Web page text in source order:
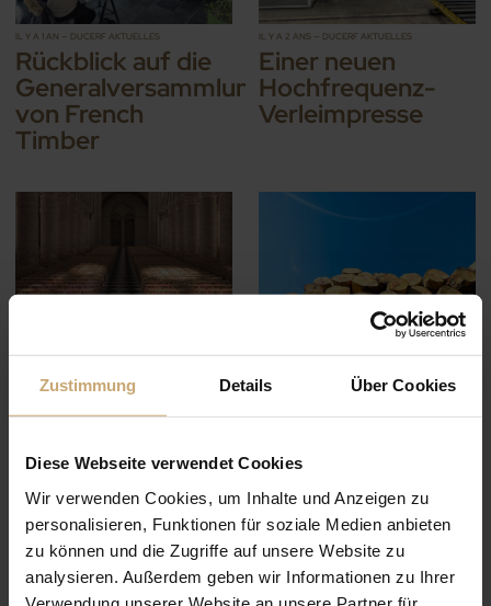
Zustimmung Details Über Cookies
Diese Webseite verwendet Cookies
Wir verwenden Cookies, um Inhalte und Anzeigen zu
personalisieren, Funktionen für soziale Medien anbieten
zu können und die Zugriffe auf unsere Website zu
analysieren. Außerdem geben wir Informationen zu Ihrer
IL Y A 1 AN — DUCERF AKTUELLES
Rückblick auf die
Generalversammlung
von French
Timber
IL Y A 2 ANS — DUCERF AKTUELLES
Einer neuen
Hochfrequenz-
Verleimpresse
IL Y A 2 ANS — DUCERF AKTUELLES
Notre-Dame de
Paris: 750
Platten aus
setzen die 1500
neuen Stühle für
die Kathedrale in
Szene
IL Y A 2 ANS — DUCERF AKTUELLES
Urlaub 2024